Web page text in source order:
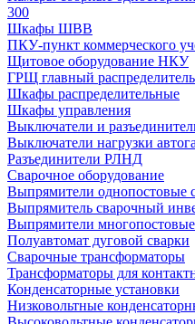
300
Шкафы ШВВ
ПКУ-пункт коммерческого
Щитовое оборудование НКУ
ГРЩ главный
Шкафы распределительные
Шкафы управления
Выключатели и
Выключатели нагрузки
Разъединители РЛНД
Сварочное оборудование
Выпрямители однопостовые
Выпрямитель сварочный
Выпрямители
Полуавтомат дуговой сварки
Сварочные трансформаторы
Трансформаторы для
Конденсаторные установки
Низковольтные